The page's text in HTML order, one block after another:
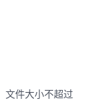
文件大小不超过